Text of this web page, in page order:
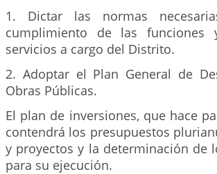
1. Dictar las normas
cumplimiento de las
servicios a cargo del Distrito.
2. Adoptar el Plan General de
Obras Públicas.
El plan de inversiones, que hace
contendrá los presupuestos
y proyectos y la determinación de
para su ejecución.